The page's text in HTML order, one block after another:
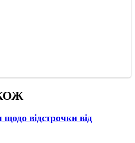
відстрочки від